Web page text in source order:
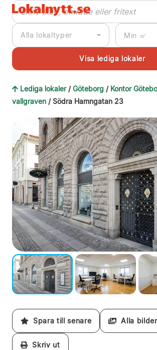
Alla lokaltyper
Lediga lokaler /Göteborg / Kontor
vallgraven / Södra Hamngatan 23
Spara till senare Alla bilder
Skriv ut